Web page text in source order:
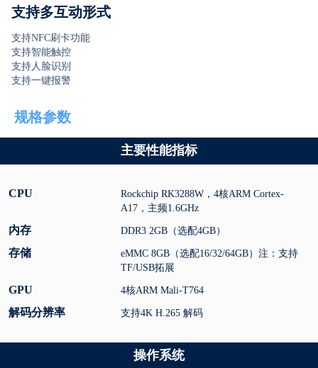
支持多互动形式
支持NFC刷卡功能
支持智能触控
支持人脸识别
支持一键报警
规格参数
主要性能指标
CPU
Rockchip RK3288W，4核ARM Cortex-
A17，主频1.6GHz
内存 DDR3 2GB（选配4GB）
存储
eMMC 8GB（选配16/32/64GB）注：支持
TF/USB拓展
GPU 4核ARM Mali-T764
解码分辨率 支持4K H.265 解码
操作系统